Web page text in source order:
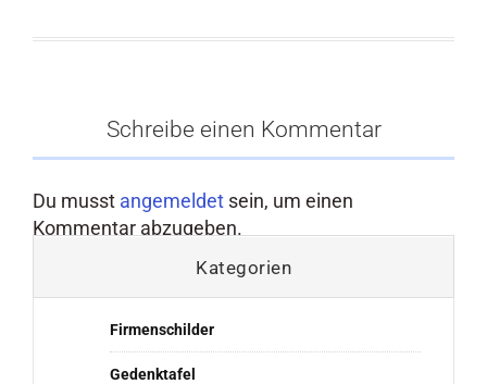
Schreibe einen Kommentar
Du musst angemeldet sein, um einen
Kommentar abzugeben.
Kategorien
Firmenschilder
Gedenktafel